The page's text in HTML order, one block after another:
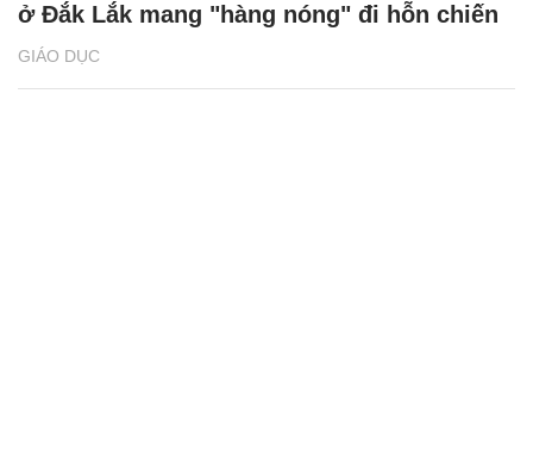
GIÁO DỤC
ở Đắk Lắk mang "hàng nóng" đi hỗn chiến